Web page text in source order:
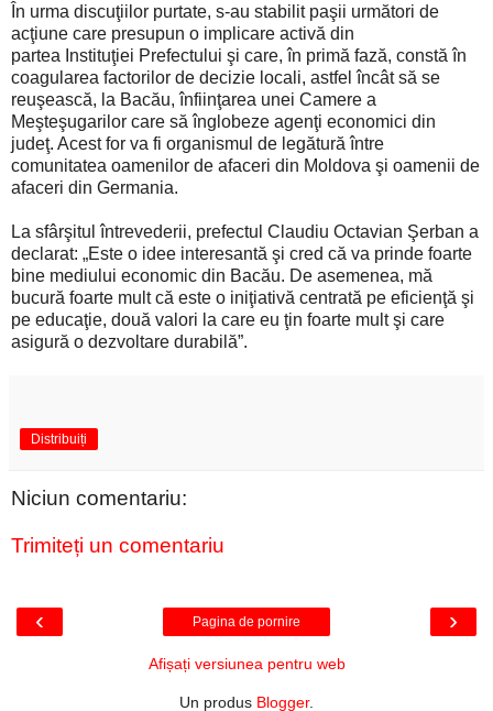
În urma discuţiilor purtate, s-au stabilit paşii următori de
acţiune care presupun o implicare activă din
partea Instituţiei Prefectului şi care, în primă fază, constă în
coagularea factorilor de decizie locali, astfel încât să se
reuşească, la Bacău, înfiinţarea unei Camere a
Meşteşugarilor care să înglobeze agenţi economici din
judeţ. Acest for va fi organismul de legătură între
comunitatea oamenilor de afaceri din Moldova şi oamenii de
afaceri din Germania.
La sfârşitul întrevederii, prefectul Claudiu Octavian Şerban a
declarat: „Este o idee interesantă şi cred că va prinde foarte
bine mediului economic din Bacău. De asemenea, mă
bucură foarte mult că este o iniţiativă centrată pe eficienţă şi
pe educaţie, două valori la care eu ţin foarte mult şi care
asigură o dezvoltare durabilă”.
Distribuiți
Niciun comentariu:
Trimiteți un comentariu
‹ ›
Pagina de pornire
Afișați versiunea pentru web
Un produs Blogger.